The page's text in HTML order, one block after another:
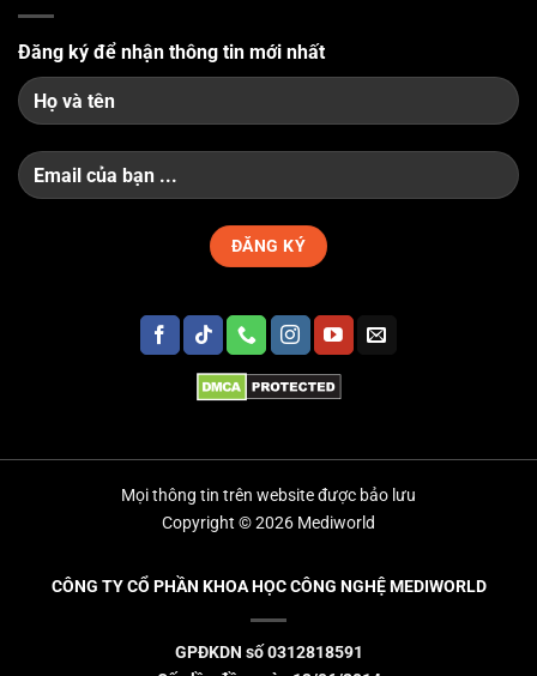
Đăng ký để nhận thông tin mới nhất
Mọi thông tin trên website được bảo lưu
Copyright © 2026 Mediworld
CÔNG TY CỔ PHẦN KHOA HỌC CÔNG NGHỆ MEDIWORLD
GPĐKDN số 0312818591